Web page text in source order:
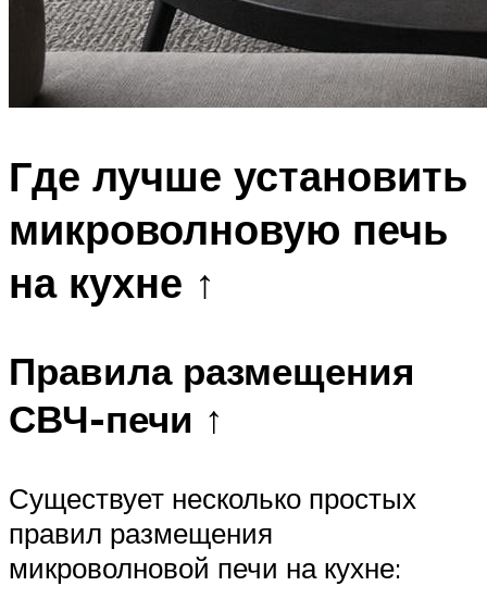
Где лучше установить
микроволновую печь
на кухне ↑
Правила размещения
СВЧ-печи ↑
Существует несколько простых
правил размещения
микроволновой печи на кухне: